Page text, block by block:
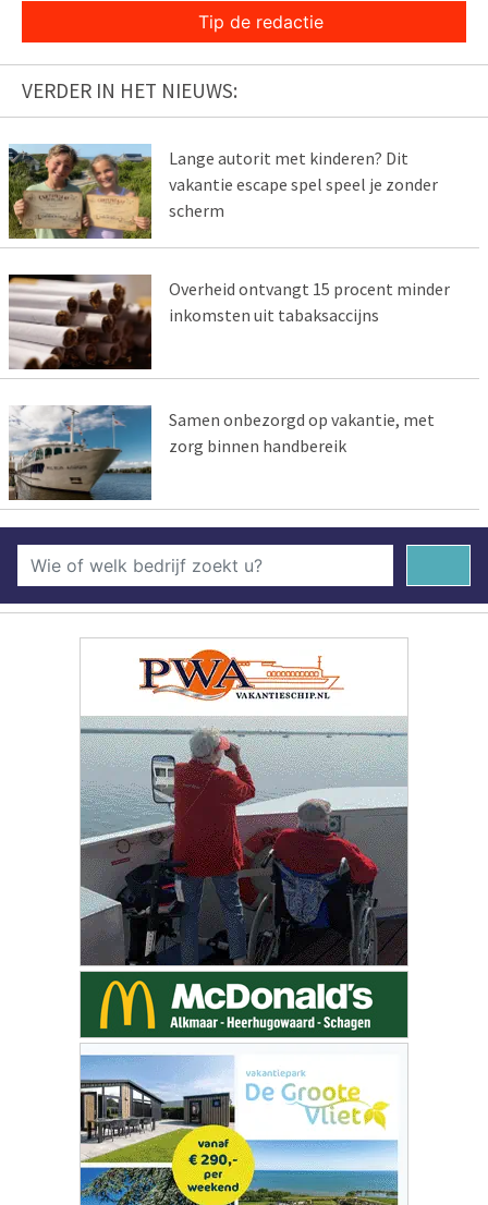
Tip de redactie
VERDER IN HET NIEUWS:
Lange autorit met kinderen? Dit
vakantie escape spel speel je zonder
scherm
Overheid ontvangt 15 procent minder
inkomsten uit tabaksaccijns
Samen onbezorgd op vakantie, met
zorg binnen handbereik